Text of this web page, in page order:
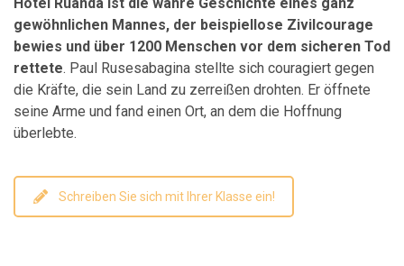
gewöhnlichen Mannes, der beispiellose Zivilcourage
bewies und über 1200 Menschen vor dem sicheren Tod
rettete. Paul Rusesabagina stellte sich couragiert gegen
die Kräfte, die sein Land zu zerreißen drohten. Er öffnete
seine Arme und fand einen Ort, an dem die Hoffnung
überlebte.
Schreiben Sie sich mit Ihrer Klasse ein!